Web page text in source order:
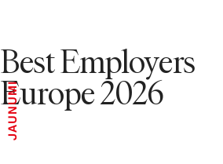
Best Employers
Europe 2026
JAUNUMI